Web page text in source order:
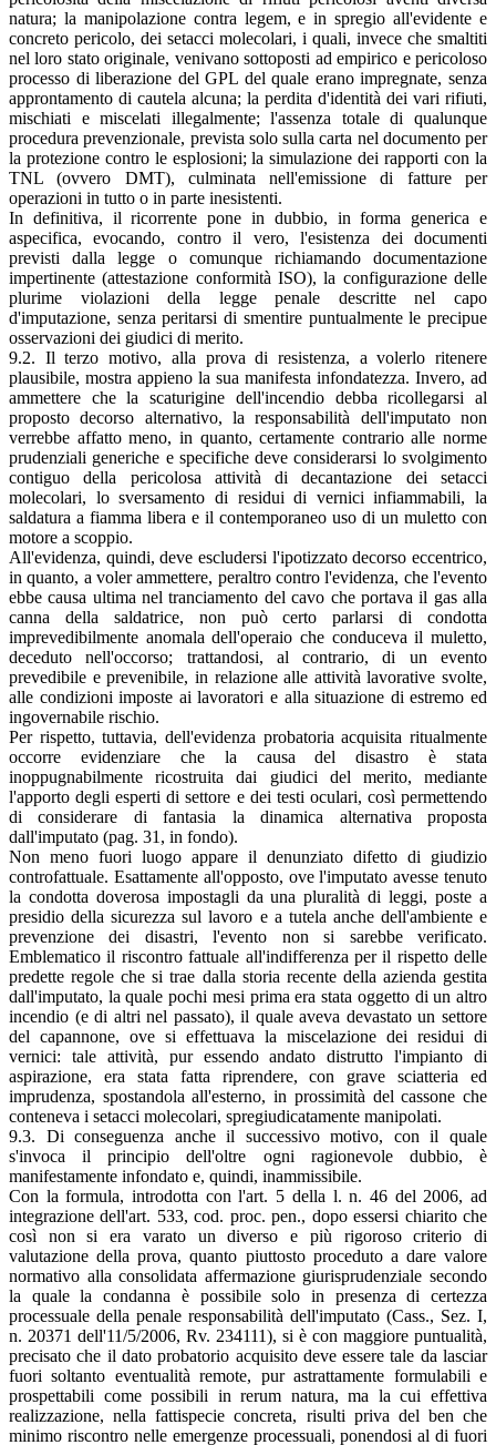
natura; la manipolazione contra legem, e in spregio all'evidente e
concreto pericolo, dei setacci molecolari, i quali, invece che smaltiti
nel loro stato originale, venivano sottoposti ad empirico e pericoloso
processo di liberazione del GPL del quale erano impregnate, senza
approntamento di cautela alcuna; la perdita d'identità dei vari rifiuti,
mischiati e miscelati illegalmente; l'assenza totale di qualunque
procedura prevenzionale, prevista solo sulla carta nel documento per
la protezione contro le esplosioni; la simulazione dei rapporti con la
TNL (ovvero DMT), culminata nell'emissione di fatture per
operazioni in tutto o in parte inesistenti.
In definitiva, il ricorrente pone in dubbio, in forma generica e
aspecifica, evocando, contro il vero, l'esistenza dei documenti
previsti dalla legge o comunque richiamando documentazione
impertinente (attestazione conformità ISO), la configurazione delle
plurime violazioni della legge penale descritte nel capo
d'imputazione, senza peritarsi di smentire puntualmente le precipue
osservazioni dei giudici di merito.
9.2. Il terzo motivo, alla prova di resistenza, a volerlo ritenere
plausibile, mostra appieno la sua manifesta infondatezza. Invero, ad
ammettere che la scaturigine dell'incendio debba ricollegarsi al
proposto decorso alternativo, la responsabilità dell'imputato non
verrebbe affatto meno, in quanto, certamente contrario alle norme
prudenziali generiche e specifiche deve considerarsi lo svolgimento
contiguo della pericolosa attività di decantazione dei setacci
molecolari, lo sversamento di residui di vernici infiammabili, la
saldatura a fiamma libera e il contemporaneo uso di un muletto con
motore a scoppio.
All'evidenza, quindi, deve escludersi l'ipotizzato decorso eccentrico,
in quanto, a voler ammettere, peraltro contro l'evidenza, che l'evento
ebbe causa ultima nel tranciamento del cavo che portava il gas alla
canna della saldatrice, non può certo parlarsi di condotta
imprevedibilmente anomala dell'operaio che conduceva il muletto,
deceduto nell'occorso; trattandosi, al contrario, di un evento
prevedibile e prevenibile, in relazione alle attività lavorative svolte,
alle condizioni imposte ai lavoratori e alla situazione di estremo ed
ingovernabile rischio.
Per rispetto, tuttavia, dell'evidenza probatoria acquisita ritualmente
occorre evidenziare che la causa del disastro è stata
inoppugnabilmente ricostruita dai giudici del merito, mediante
l'apporto degli esperti di settore e dei testi oculari, così permettendo
di considerare di fantasia la dinamica alternativa proposta
dall'imputato (pag. 31, in fondo).
Non meno fuori luogo appare il denunziato difetto di giudizio
controfattuale. Esattamente all'opposto, ove l'imputato avesse tenuto
la condotta doverosa impostagli da una pluralità di leggi, poste a
presidio della sicurezza sul lavoro e a tutela anche dell'ambiente e
prevenzione dei disastri, l'evento non si sarebbe verificato.
Emblematico il riscontro fattuale all'indifferenza per il rispetto delle
predette regole che si trae dalla storia recente della azienda gestita
dall'imputato, la quale pochi mesi prima era stata oggetto di un altro
incendio (e di altri nel passato), il quale aveva devastato un settore
del capannone, ove si effettuava la miscelazione dei residui di
vernici: tale attività, pur essendo andato distrutto l'impianto di
aspirazione, era stata fatta riprendere, con grave sciatteria ed
imprudenza, spostandola all'esterno, in prossimità del cassone che
conteneva i setacci molecolari, spregiudicatamente manipolati.
9.3. Di conseguenza anche il successivo motivo, con il quale
s'invoca il principio dell'oltre ogni ragionevole dubbio, è
manifestamente infondato e, quindi, inammissibile.
Con la formula, introdotta con l'art. 5 della l. n. 46 del 2006, ad
integrazione dell'art. 533, cod. proc. pen., dopo essersi chiarito che
così non si era varato un diverso e più rigoroso criterio di
valutazione della prova, quanto piuttosto proceduto a dare valore
normativo alla consolidata affermazione giurisprudenziale secondo
la quale la condanna è possibile solo in presenza di certezza
processuale della penale responsabilità dell'imputato (Cass., Sez. I,
n. 20371 dell'11/5/2006, Rv. 234111), si è con maggiore puntualità,
precisato che il dato probatorio acquisito deve essere tale da lasciar
fuori soltanto eventualità remote, pur astrattamente formulabili e
prospettabili come possibili in rerum natura, ma la cui effettiva
realizzazione, nella fattispecie concreta, risulti priva del ben che
minimo riscontro nelle emergenze processuali, ponendosi al di fuori